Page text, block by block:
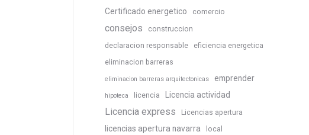
Certificado energetico comercio
consejos
construccion
declaracion responsable
eficiencia energetica
eliminacion barreras
eliminacion barreras arquitectonicas emprender
hipoteca licencia Licencia actividad
Licencia express Licencias apertura
licencias apertura navarra local